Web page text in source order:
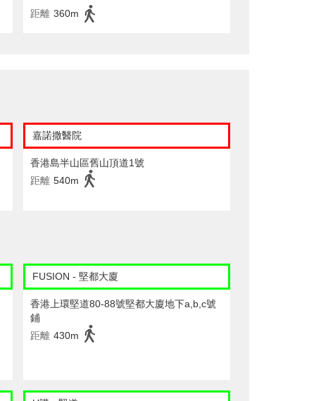
距離 360m
嘉諾撒醫院
香港島半山區舊山頂道1號
距離 540m
FUSION - 堅都大廈
香港上環堅道80-88號堅都大廈地下a,b,c號
鋪
距離 430m